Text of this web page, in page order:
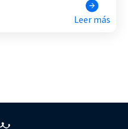
Leer más